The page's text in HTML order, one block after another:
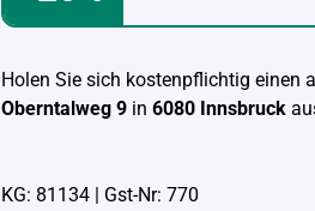
Holen Sie sich kostenpflichtig einen
Oberntalweg 9 in 6080 Innsbruck
KG: 81134 | Gst-Nr: 770